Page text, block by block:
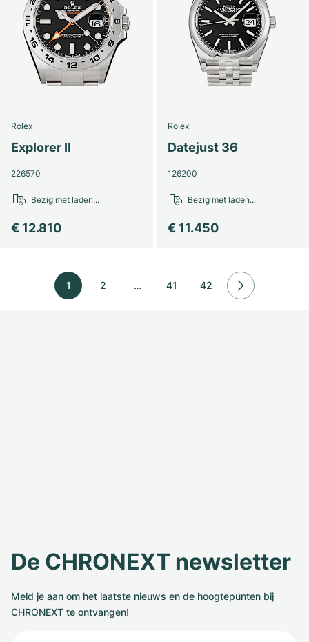
Rolex
Explorer II
226570
€ 12.810
Bezig met laden...
Rolex
Datejust 36
126200
€ 11.450
Bezig met laden...
1 2 … 41 42
De CHRONEXT newsletter
Meld je aan om het laatste nieuws en de hoogtepunten bij
CHRONEXT te ontvangen!